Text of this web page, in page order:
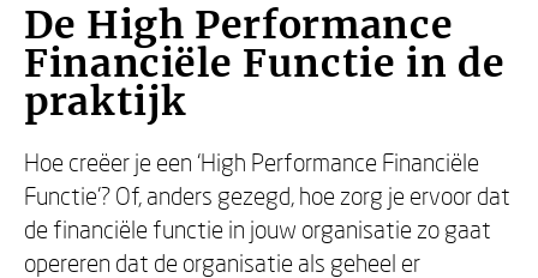
De High Performance
Financiële Functie in de
praktijk
Hoe creëer je een ‘High Performance Financiële
Functie'? Of, anders gezegd, hoe zorg je ervoor dat
de financiële functie in jouw organisatie zo gaat
opereren dat de organisatie als geheel er